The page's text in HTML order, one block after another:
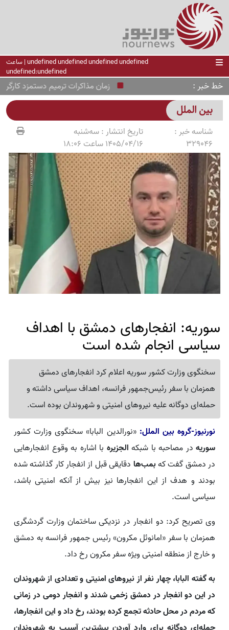
undefined undefined undefined undefined | ساعت
undefined:undefined
خط خبر زمان مذاکرات ترمیم دستمزد
بین الملل
شناسه خبر :
329046
تاریخ انتشار :سه‌شنبه
1405/04/16 ساعت 18:06
سوریه: انفجارهای دمشق با اهداف
سیاسی انجام شده است
سخنگوی وزارت کشور سوریه اعلام کرد انفجارهای دمشق
همزمان با سفر رئیس‌جمهور فرانسه، اهداف سیاسی داشته و
حمله‌ای دوگانه علیه نیروهای امنیتی و شهروندان بوده است.
نورنیوز-گروه بین الملل:«نورالدین البابا» سخنگوی وزارت کشور
سوریه در مصاحبه با شبکه الجزیره با اشاره به وقوع انفجارهایی
در دمشق گفت کهبمب‌ها دقایقی قبل از انفجار کار گذاشته شده
بودند و هدف از این انفجارها نیز بیش از آنکه امنیتی باشد،
سیاسی است.
وی تصریح کرد: دو انفجار در نزدیکی ساختمان وزارت گردشگری
همزمان با سفر «امانوئل مکرون» رئیس جمهور فرانسه به دمشق
و خارج از منطقه امنیتی ویژه سفر مکرون رخ داد.
به گفته البابا، چهار نفر از نیروهای امنیتی و تعدادی از شهروندان
در این دو انفجار در دمشق زخمی شدند و انفجار دومی در زمانی
که مردم در محل حادثه تجمع کرده بودند، رخ داد و این انفجارها،